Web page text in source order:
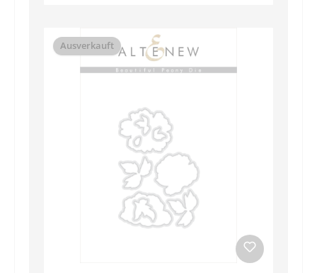
Ausverkauft